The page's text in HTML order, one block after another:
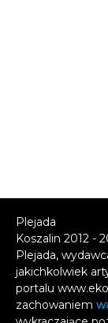
Plejada
Koszalin 2012 -
Plejada,
jakichkolwiek
portalu
zachowaniem